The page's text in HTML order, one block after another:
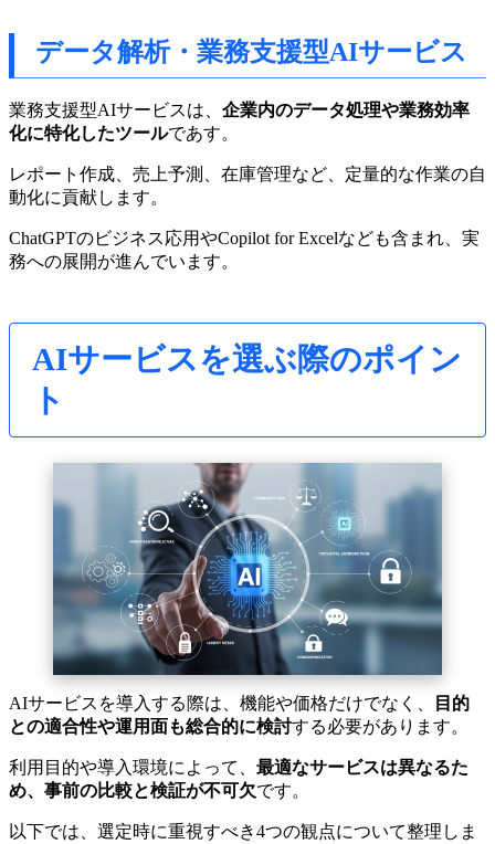
データ解析・業務支援型AIサービス
業務支援型AIサービスは、 企業内のデータ処理や業務効率
化に特化したツールであす。
レポート作成、売上予測、在庫管理など、定量的な作業の自
動化に貢献します。
ChatGPTのビジネス応用やCopilot for Excelなども含まれ、実
務への展開が進んでいます。
AIサービスを選ぶ際のポイン
ト
AIサービスを導入する際は、機能や価格だけでなく、
目的
との適合性や運用面も総合的に検討する必要があります。
利用目的や導入環境によって、 最適なサービスは異なるた
め、事前の比較と検証が不可欠です。
以下では、選定時に重視すべき4つの観点について整理しま